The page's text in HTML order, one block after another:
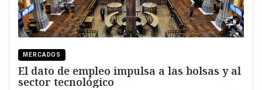
MERCADOS
El dato de empleo impulsa a las bolsas y al
sector tecnológico